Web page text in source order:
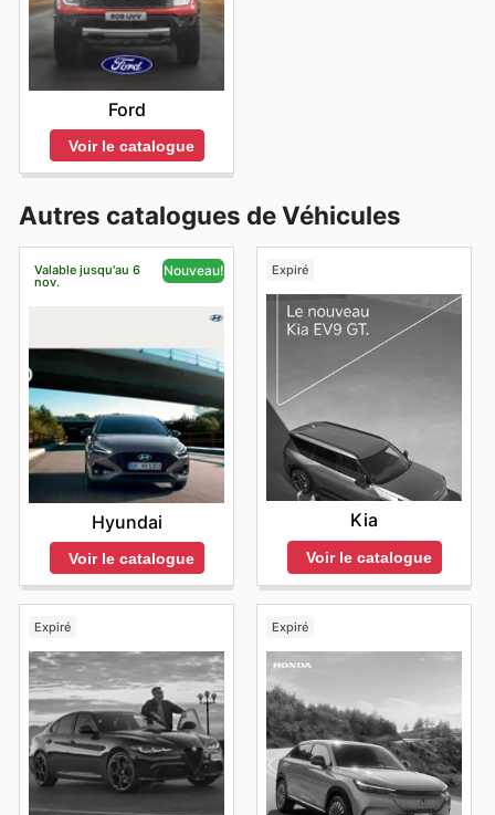
Ford
Voir le catalogue
Autres catalogues de Véhicules
Valable jusqu'au 6
nov.
Nouveau!
Hyundai
Voir le catalogue
Expiré
Kia
Voir le catalogue
Expiré Expiré